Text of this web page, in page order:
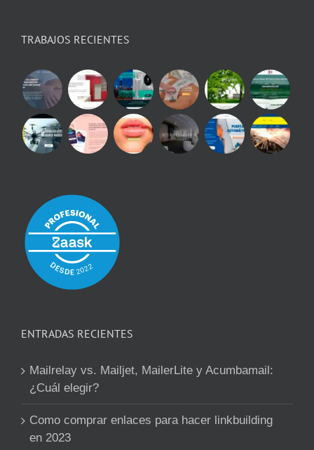
TRABAJOS RECIENTES
ENTRADAS RECIENTES
Mailrelay vs. Mailjet, MailerLite y Acumbamail:
¿Cuál elegir?
Como comprar enlaces para hacer linkbuilding
en 2023